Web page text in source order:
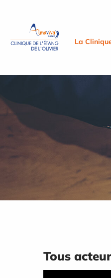
La
Tous